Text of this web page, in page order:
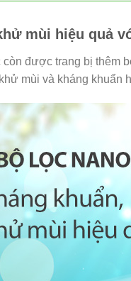
mùi hiệu quả
được trang bị thêm
mùi và kháng khuẩn